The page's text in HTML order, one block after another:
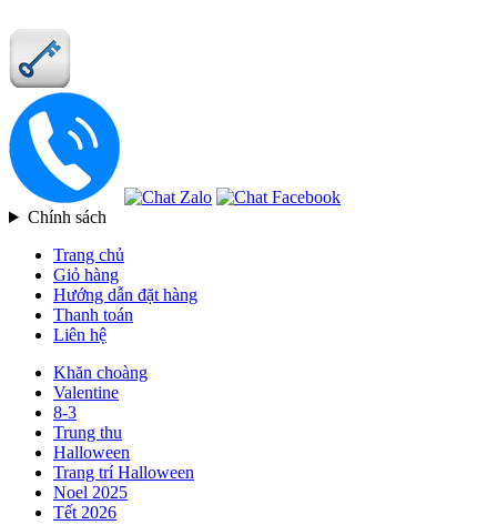
Chính sách
Trang chủ
Giỏ hàng
Hướng dẫn đặt hàng
Thanh toán
Liên hệ
Khăn choàng
Valentine
8-3
Trung thu
Halloween
Trang trí Halloween
Noel 2025
Tết 2026